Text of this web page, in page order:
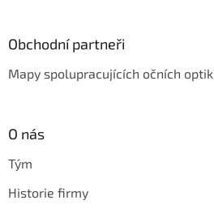
Obchodní partneři
Mapy spolupracujících očních optik
O nás
Tým
Historie firmy